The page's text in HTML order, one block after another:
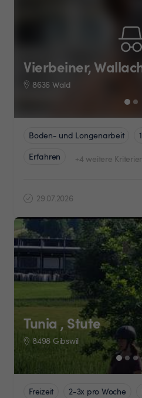
Vierbeiner,
8636 Wald
Boden- und Longenarbeit
Erfahren
+4 weitere
29.07.2026
Tunia , Stute
8498 Gibswil
Freizeit 2-3x pro Woche